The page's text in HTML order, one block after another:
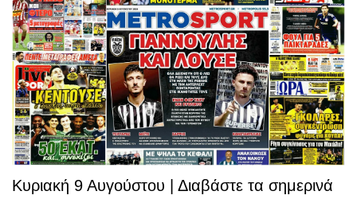
Κυριακή 9 Αυγούστου | Διαβάστε τα σημερινά